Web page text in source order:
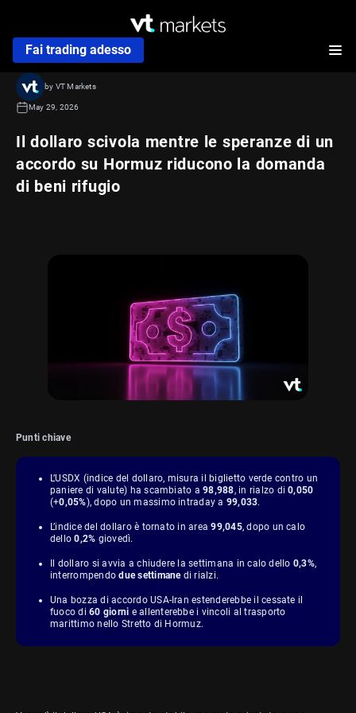
Fai trading adesso
Il dollaro scivola mentre le speranze di un
accordo su Hormuz riducono la domanda
di beni rifugio
by VT Markets
May 29, 2026
Punti chiave
L’USDX (indice del dollaro, misura il biglietto verde contro un
paniere di valute) ha scambiato a98,988, in rialzo di0,050
(+0,05%), dopo un massimo intraday a 99,033.
L’indice del dollaro è tornato in area99,045, dopo un calo
dello0,2% giovedì.
Il dollaro si avvia a chiudere la settimana in calo dello 0,3%,
interrompendodue settimanedi rialzi.
Una bozza di accordo USA-Iran estenderebbe il cessate il
fuoco di60 giorni e allenterebbe i vincoli al trasporto
marittimo nello Stretto di Hormuz.